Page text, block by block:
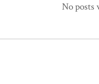
No posts